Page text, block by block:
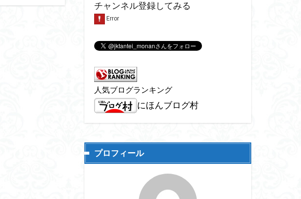
チャンネル登録してみる
人気ブログランキング
にほんブログ村
プロフィール